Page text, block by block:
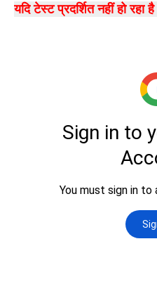
यदि टेस्ट प्रदर्शित नहीं हो रहा